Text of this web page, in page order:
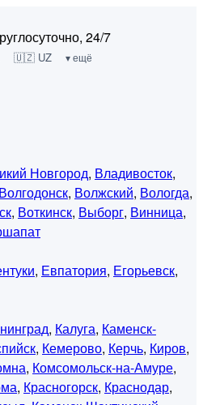
24/7
🇺🇿 UZ ▾ ещё
Новгород, Владивосток,
Волгодонск, Волжский, Вологда,
, Воткинск, Выборг, Винница,
, Евпатория, Егорьевск,
, Калуга, Каменск-
, Кемерово, Керчь, Киров,
, Комсомольск-на-Амуре,
, Красногорск, Краснодар,